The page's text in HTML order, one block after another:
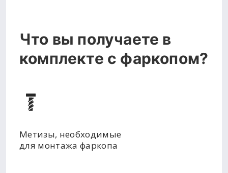
Что вы получаете в
комплекте с фаркопом?
Метизы, необходимые
для монтажа фаркопа